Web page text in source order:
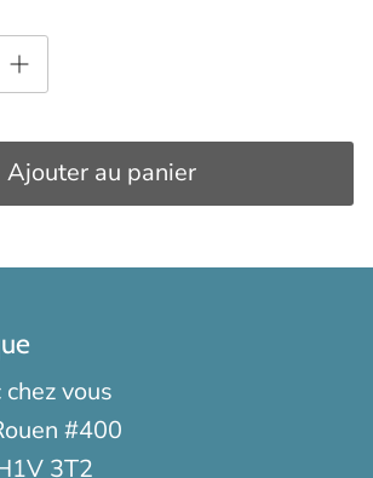
Ajouter au panier
vous
#400
3T2